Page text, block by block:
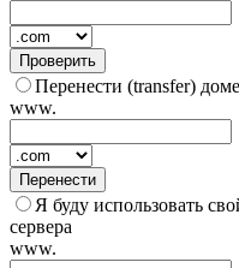
Проверить
Перенести (transfer)
www.
Перенести
Я буду использовать
сервера
www.